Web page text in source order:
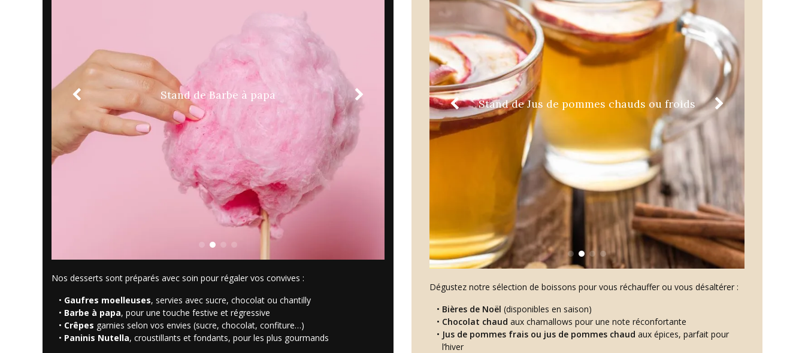
Stand de Barbe à papa
Nos desserts sont préparés avec soin pour régaler vos convives :
Gaufres moelleuses, servies avec sucre, chocolat ou chantilly
Barbe à papa, pour une touche festive et régressive
Crêpes garnies selon vos envies (sucre, chocolat, confiture…)
Paninis Nutella, croustillants et fondants, pour les plus gourmands
Stand de chocolat chaud Stand de Jus de pommes chauds ou froids
Dégustez notre sélection de boissons pour vous réchauffer ou vous désaltérer :
Bières de Noël (disponibles en saison)
Chocolat chaud aux chamallows pour une note réconfortante
Jus de pommes frais ou jus de pommes chaud aux épices, parfait pour
l’hiver